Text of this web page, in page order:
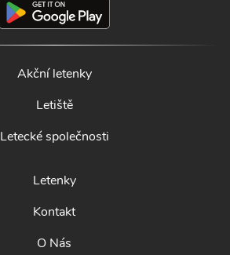
Akční letenky
Letiště
Letecké společnosti
Letenky
Kontakt
O Nás